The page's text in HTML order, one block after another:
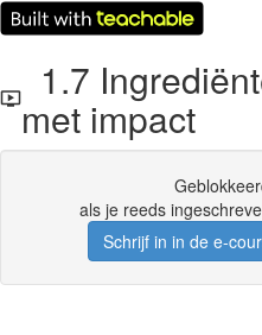
1.7
met impact
als je reeds
Schrijf in in de e-